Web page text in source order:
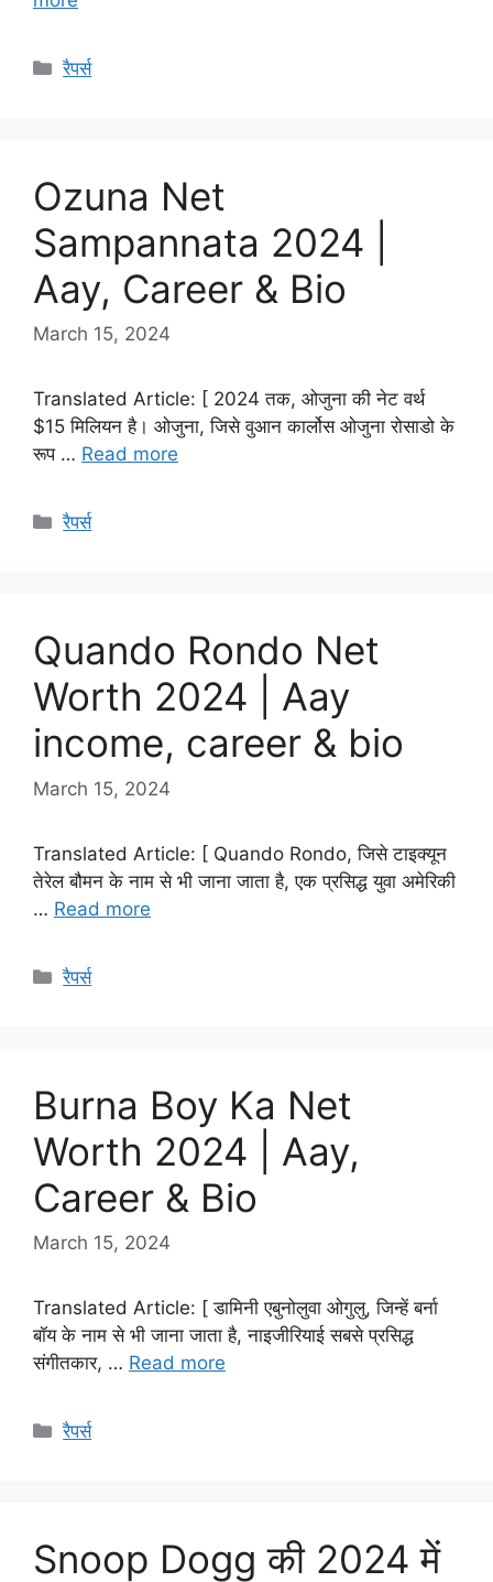
Categories
रैपर्स
Ozuna Net
Sampannata 2024 |
Aay, Career & Bio
March 15, 2024
Translated Article: [ 2024 तक, ओजुना की नेट वर्थ
$15 मिलियन है। ओजुना, जिसे वुआन कार्लोस ओजुना रोसाडो के
रूप … Read more
Categories
रैपर्स
Quando Rondo Net
Worth 2024 | Aay
income, career & bio
March 15, 2024
Translated Article: [ Quando Rondo, जिसे टाइक्यून
तेरेल बौमन के नाम से भी जाना जाता है, एक प्रसिद्ध युवा अमेरिकी
… Read more
Categories
रैपर्स
Burna Boy Ka Net
Worth 2024 | Aay,
Career & Bio
March 15, 2024
Translated Article: [ डामिनी एबुनोलुवा ओगुलु, जिन्हें बर्ना
बॉय के नाम से भी जाना जाता है, नाइजीरियाई सबसे प्रसिद्ध
संगीतकार, … Read more
Categories
रैपर्स
Snoop Dogg की 2024 में